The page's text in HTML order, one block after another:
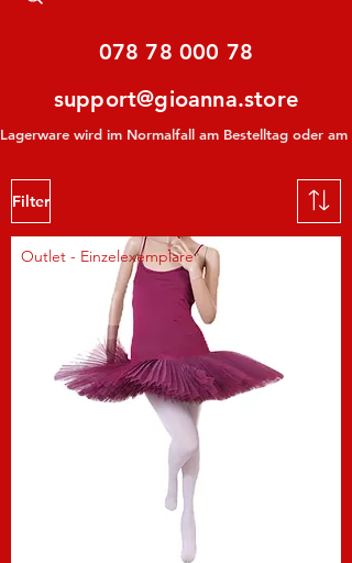
Lagerware wird im Normalfall am Bestelltag oder
078 78 000 78
support@gioanna.store
Filter
Outlet - Einzelexemplare